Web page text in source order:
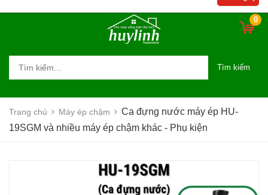
0
Tìm kiếm
Trang chủ Máy ép chậm
Ca đựng nước máy ép HU-
19SGM và nhiều máy ép chậm khác - Phụ kiện